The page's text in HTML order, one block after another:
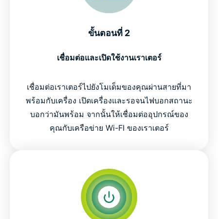
ขั้นตอนที่ 2
เชื่อมต่อและเปิดใช้งานเราเตอร์
เชื่อมต่อเราเตอร์ไปยังโมเด็มของคุณผ่านสายที่มา
พร้อมกับเครื่อง เปิดเครื่องและรอจนไฟบอกสถานะ
บอกว่ามันพร้อม จากนั้นให้เชื่อมต่ออุปกรณ์ของ
คุณกับเครือข่าย Wi-FI ของเราเตอร์